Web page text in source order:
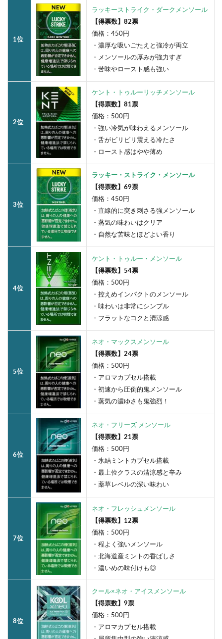
1位
ラッキーストライク・ダークメンソール
【得票数】82票
価格：450円
・濃厚な吸いごたえと強冷が両立
・メンソールの厚みが強力すぎ
・苦味やロースト感も強い
2位
ケント・トゥルーリッチメンソール
【得票数】81票
価格：500円
・強い冷気が味わえるメンソール
・舌がビリビリ震える冷たさ
・ロースト感はやや薄め
3位
ラッキー・ストライク・メンソール
【得票数】69票
価格：450円
・直線的に突き刺さる強メンソール
・蒸気の味わいはクリア
・自然な苦味とほどよい香り
4位
ケント・トゥルー・メンソール
【得票数】54票
価格：500円
・控えめインパクトのメンソール
・味わいは非常にシンプル
・フラットなコクと清涼感
5位
ネオ・マックスメンソール
【得票数】24票
価格：500円
・アロマカプセル搭載
・初速から圧倒的鬼メンソール
・蒸気の濃ゆさも鬼強烈！
6位
ネオ・フリーズ メンソール
【得票数】21票
価格：500円
・氷結ミントカプセル搭載
・最上位クラスの清涼感と辛み
・薬草レベルの深い味わい
7位
ネオ・フレッシュメンソール
【得票数】12票
価格：500円
・程よく強いメンソール
・北海道産ミントの香ばしさ
・濃いめの味付けも◎
8位
クール×ネオ・アイスメンソール
【得票数】9票
価格：500円
・アロマカプセル搭載